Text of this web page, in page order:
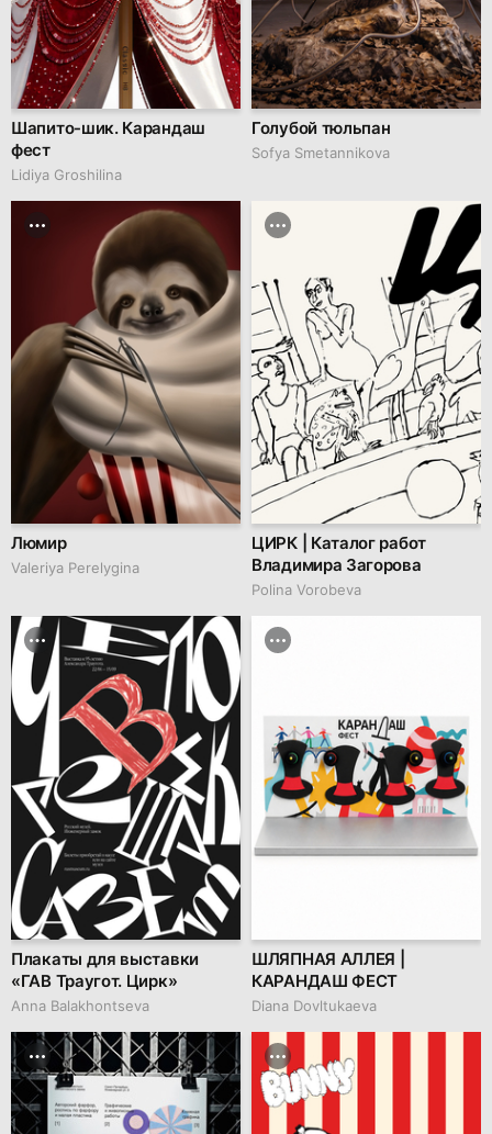
Шапито-шик. Карандаш
фест
Lidiya Groshilina
Голубой тюльпан
Sofya Smetannikova
Люмир
Valeriya Perelygina
ЦИРК | Каталог работ
Владимира Загорова
Polina Vorobeva
Плакаты для выставки
«ГАВ Траугот. Цирк»
Anna Balakhontseva
ШЛЯПНАЯ АЛЛЕЯ |
КАРАНДАШ ФЕСТ
Diana Dovltukaeva